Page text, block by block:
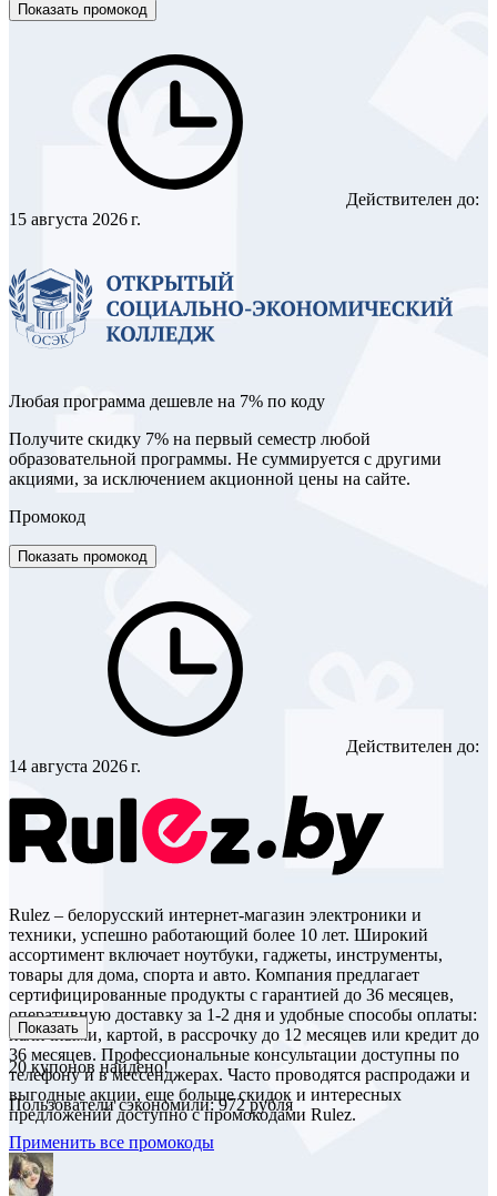
Показать промокод
Действителен до:
15 августа 2026 г.
Любая программа дешевле на 7% по коду
Получите скидку 7% на первый семестр любой
образовательной программы. Не суммируется с другими
акциями, за исключением акционной цены на сайте.
Промокод
Показать промокод
Действителен до:
14 августа 2026 г.
Rulez – белорусский интернет-магазин электроники и
техники, успешно работающий более 10 лет. Широкий
ассортимент включает ноутбуки, гаджеты, инструменты,
товары для дома, спорта и авто. Компания предлагает
сертифицированные продукты с гарантией до 36 месяцев,
оперативную доставку за 1-2 дня и удобные способы оплаты:
наличными, картой, в рассрочку до 12 месяцев или кредит до
36 месяцев. Профессиональные консультации доступны по
телефону и в мессенджерах. Часто проводятся распродажи и
выгодные акции, еще больше скидок и интересных
предложений доступно с промокодами Rulez.
Показать
20 купонов найдено!
Пользователи сэкономили: 972 рубля
Применить все промокоды